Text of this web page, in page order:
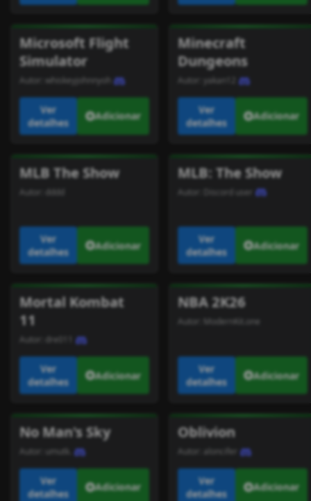
Microsoft Flight
Simulator
Autor: whiskeyjohnnyoh
Ver
detalhes
Adicionar
Minecraft
Dungeons
Autor: yakan12
Ver
detalhes
Adicionar
MLB The Show
Autor:
Ver
detalhes
Adicionar
MLB: The Show
Autor: Discord user
Ver
detalhes
Adicionar
Mortal Kombat
11
Autor: dre011
Ver
detalhes
Adicionar
NBA 2K26
Autor: ModernKit.one
Ver
detalhes
Adicionar
No Man's Sky
Autor: umutk.
Ver
detalhes
Adicionar
Oblivion
Autor: aloncifer
Ver
detalhes
Adicionar